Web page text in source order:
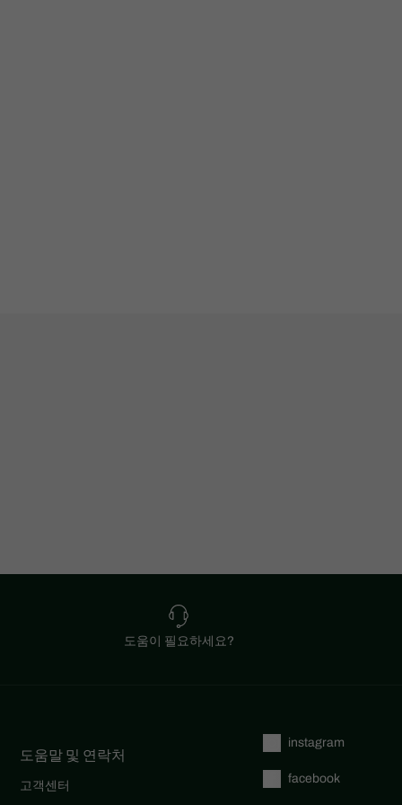
도움이 필요하세요?
도움말 및 연락처
고객센터
instagram
facebook